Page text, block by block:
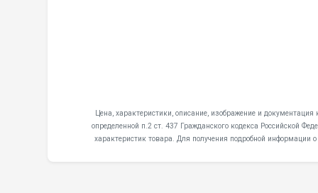
Цена, характеристики, описание, изображение и
определенной п.2 ст. 437 Гражданского кодекса Российской
характеристик товара. Для получения подробной